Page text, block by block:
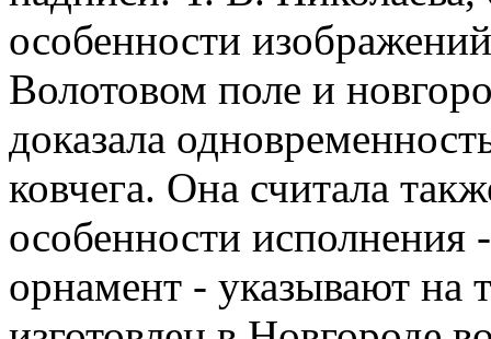
особенности
Волотовом поле и
доказала
ковчега. Она считала
особенности исполнения
орнамент - указывают на